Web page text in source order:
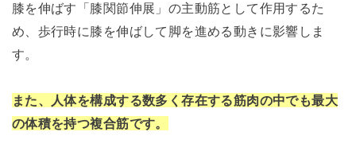
膝を伸ばす「膝関節伸展」の主動筋として作用するた
め、歩行時に膝を伸ばして脚を進める動きに影響しま
す。
また、人体を構成する数多く存在する筋肉の中でも最大
の体積を持つ複合筋です。